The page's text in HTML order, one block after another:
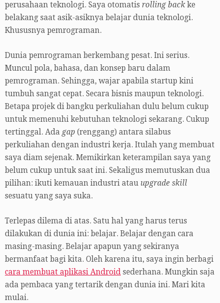
perusahaan teknologi. Saya otomatis rolling back ke
belakang saat asik-asiknya belajar dunia teknologi.
Khususnya pemrograman.
Dunia pemrograman berkembang pesat. Ini serius.
Muncul pola, bahasa, dan konsep baru dalam
pemrograman. Sehingga, wajar apabila startup kini
tumbuh sangat cepat. Secara bisnis maupun teknologi.
Betapa projek di bangku perkuliahan dulu belum cukup
untuk memenuhi kebutuhan teknologi sekarang. Cukup
tertinggal. Ada gap (renggang) antara silabus
perkuliahan dengan industri kerja. Itulah yang membuat
saya diam sejenak. Memikirkan keterampilan saya yang
belum cukup untuk saat ini. Sekaligus memutuskan dua
pilihan: ikuti kemauan industri atau upgrade skill
sesuatu yang saya suka.
Terlepas dilema di atas. Satu hal yang harus terus
dilakukan di dunia ini: belajar. Belajar dengan cara
masing-masing. Belajar apapun yang sekiranya
bermanfaat bagi kita. Oleh karena itu, saya ingin berbagi
cara membuat aplikasi Android sederhana. Mungkin saja
ada pembaca yang tertarik dengan dunia ini. Mari kita
mulai.